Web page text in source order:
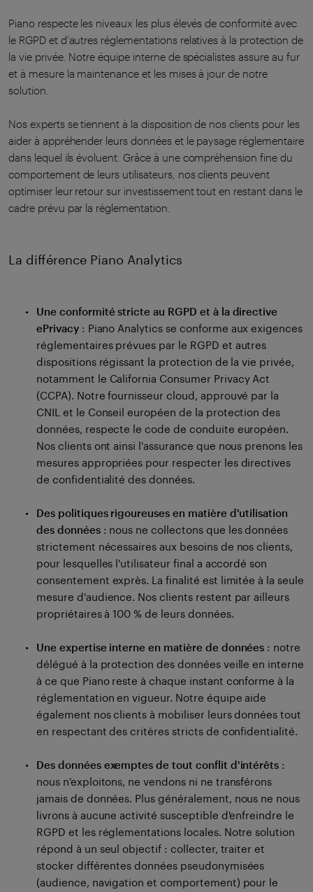
Piano respecte les niveaux les plus élevés de conformité avec
le RGPD et d'autres réglementations relatives à la protection de
la vie privée. Notre équipe interne de spécialistes assure au fur
et à mesure la maintenance et les mises à jour de notre
solution.
Nos experts se tiennent à la disposition de nos clients pour les
aider à appréhender leurs données et le paysage réglementaire
dans lequel ils évoluent. Grâce à une compréhension fine du
comportement de leurs utilisateurs, nos clients peuvent
optimiser leur retour sur investissement tout en restant dans le
cadre prévu par la réglementation.
La différence Piano Analytics
Une conformité stricte au RGPD et à la directive
ePrivacy: Piano Analytics se conforme aux exigences
réglementaires prévues par le RGPD et autres
dispositions régissant la protection de la vie privée,
notamment le California Consumer Privacy Act
(CCPA). Notre fournisseur cloud, approuvé par la
CNIL et le Conseil européen de la protection des
données, respecte le code de conduite européen.
Nos clients ont ainsi l'assurance que nous prenons les
mesures appropriées pour respecter les directives
de confidentialité des données.
Des politiques rigoureuses en matière d'utilisation
des données: nous ne collectons que les données
strictement nécessaires aux besoins de nos clients,
pour lesquelles l'utilisateur final a accordé son
consentement exprès. La finalité est limitée à la seule
mesure d'audience. Nos clients restent par ailleurs
propriétaires à 100 % de leurs données.
Une expertise interne en matière de données : notre
délégué à la protection des données veille en interne
à ce que Piano reste à chaque instant conforme à la
réglementation en vigueur. Notre équipe aide
également nos clients à mobiliser leurs données tout
en respectant des critères stricts de confidentialité.
Des données exemptes de tout conflit d'intérêts :
nous n'exploitons, ne vendons ni ne transférons
jamais de données. Plus généralement, nous ne nous
livrons à aucune activité susceptible d'enfreindre le
RGPD et les réglementations locales. Notre solution
répond à un seul objectif : collecter, traiter et
stocker différentes données pseudonymisées
(audience, navigation et comportement) pour le